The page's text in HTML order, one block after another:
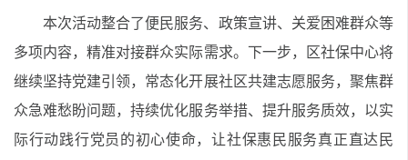
本次活动整合了便民服务、政策宣讲、关爱困难群众等
多项内容，精准对接群众实际需求。下一步，区社保中心将
继续坚持党建引领，常态化开展社区共建志愿服务，聚焦群
众急难愁盼问题，持续优化服务举措、提升服务质效，以实
际行动践行党员的初心使命，让社保惠民服务真正直达民